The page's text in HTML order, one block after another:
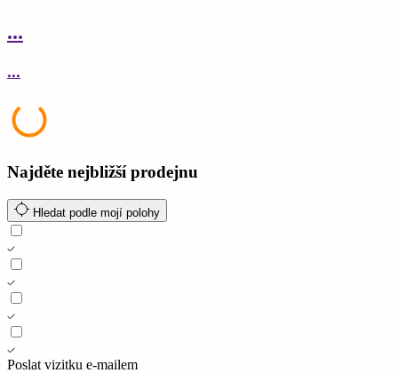
...
...
Najděte nejbližší prodejnu
Hledat podle mojí polohy
Poslat vizitku e-mailem